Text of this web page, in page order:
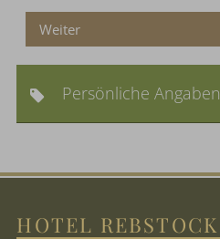
Weiter
Persönliche Angaben
HOTEL REBSTOCK